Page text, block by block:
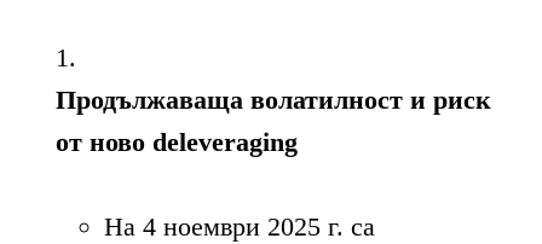
Продължаваща волатилност и риск
от ново deleveraging
На 4 ноември 2025 г. са